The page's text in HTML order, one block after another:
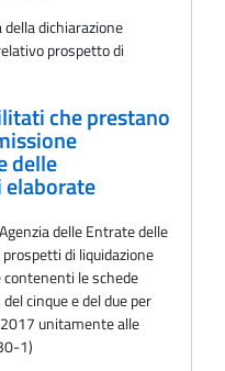
dichiarazione
prospetto di
che prestano
delle
delle Entrate delle
di liquidazione
le schede
cinque e del due per
unitamente alle
1)